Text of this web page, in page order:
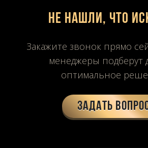
Не нашли, что
Закажите звонок прямо
менеджеры подберут
оптимальное
Задать